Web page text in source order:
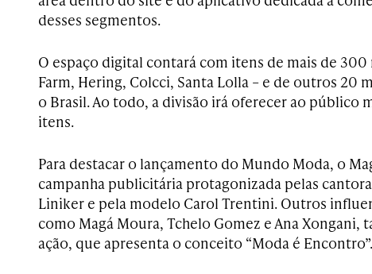
desses segmentos.
O espaço digital contará com itens de mais de 300
Farm, Hering, Colcci, Santa Lolla – e de outros 20
o Brasil. Ao todo, a divisão irá oferecer ao público
itens.
Para destacar o lançamento do Mundo Moda, o
campanha publicitária protagonizada pelas
Liniker e pela modelo Carol Trentini. Outros
como Magá Moura, Tchelo Gomez e Ana Xongani,
ação, que apresenta o conceito “Moda é Encontro”.